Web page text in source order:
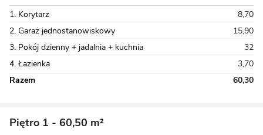
1. Korytarz
8,70
2. Garaż jednostanowiskowy
15,90
3. Pokój dzienny + jadalnia + kuchnia
32
4. Łazienka
3,70
Razem
60,30
Piętro 1 - 60,50 m²